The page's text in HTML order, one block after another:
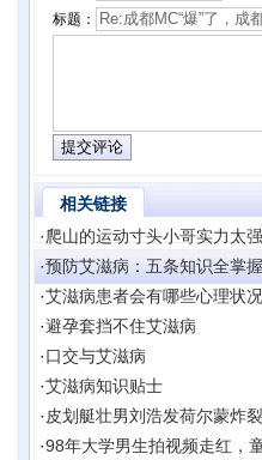
标题：
相关链接
·爬山的运动寸头小哥实力太
·预防艾滋病：五条知识全掌握
·艾滋病患者会有哪些心理状况
·避孕套挡不住艾滋病
·口交与艾滋病
·艾滋病知识贴士
· 皮划艇壮男刘浩发荷尔蒙炸
·98年大学男生拍视频走红，